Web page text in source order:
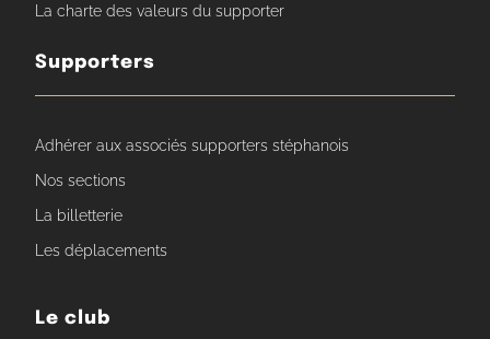
La charte des valeurs du supporter
Supporters
Adhérer aux associés supporters stéphanois
Nos sections
La billetterie
Les déplacements
Le club